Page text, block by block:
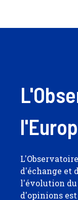
d'échange et
l'évolution du
d'opinions